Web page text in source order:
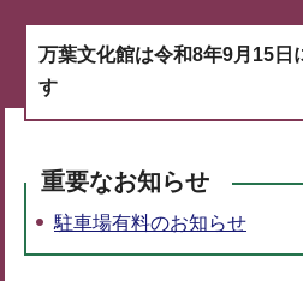
万葉文化館は令和8年9月15日
す
重要なお知らせ
駐車場有料のお知らせ